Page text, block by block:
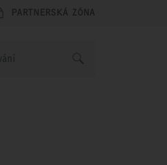
PARTNERSKÁ ZÓNA